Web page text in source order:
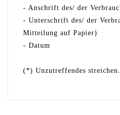
- Anschrift des/ der
- Unterschrift des/ der
Mitteilung auf Papier)
- Datum
(*) Unzutreffendes streichen.